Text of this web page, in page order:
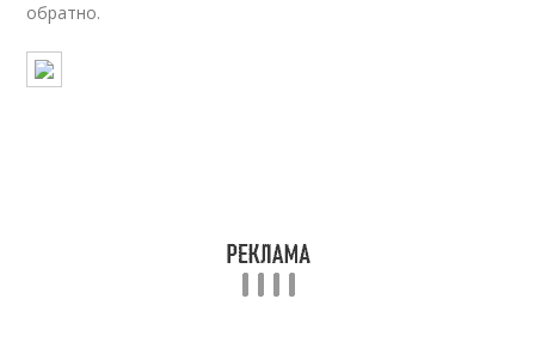
обратно.